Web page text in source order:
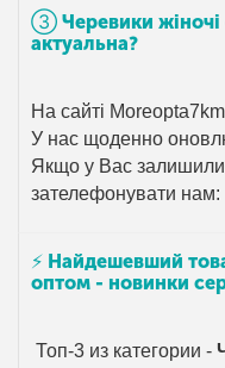
➂ Черевики жіночі
актуальна?
На сайті
У нас щоденно
Якщо у Вас
зателефонувати
⚡ Найдешевший
оптом - новинки
Топ-3 из категории -